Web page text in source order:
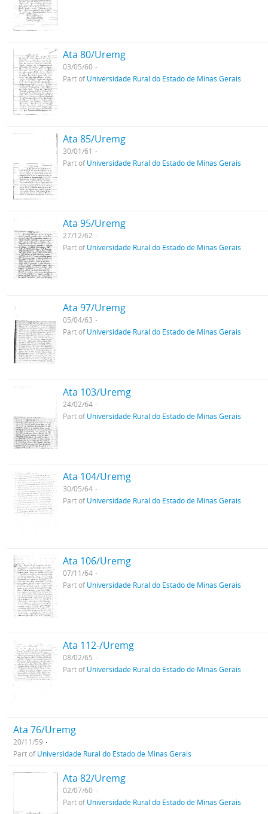
Ata 80/Uremg
03/05/60
Part ofUniversidade Rural do Estado de Minas Gerais
Ata 85/Uremg
30/01/61
Part ofUniversidade Rural do Estado de Minas Gerais
Ata 95/Uremg
27/12/62
Part ofUniversidade Rural do Estado de Minas Gerais
Ata 97/Uremg
05/04/63
Part ofUniversidade Rural do Estado de Minas Gerais
Ata 103/Uremg
24/02/64
Part ofUniversidade Rural do Estado de Minas Gerais
Ata 104/Uremg
30/05/64
Part ofUniversidade Rural do Estado de Minas Gerais
Ata 106/Uremg
07/11/64
Part ofUniversidade Rural do Estado de Minas Gerais
Ata 112-/Uremg
08/02/65
Part ofUniversidade Rural do Estado de Minas Gerais
Ata 76/Uremg
20/11/59
Part ofUniversidade Rural do Estado de Minas Gerais
Ata 82/Uremg
02/07/60
Part ofUniversidade Rural do Estado de Minas Gerais